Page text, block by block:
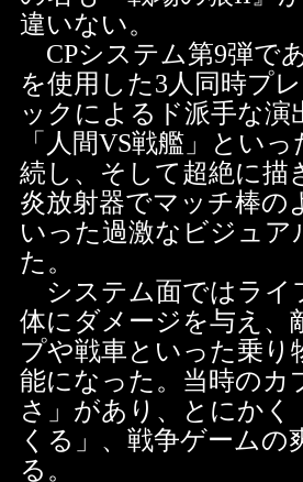
違いない。
CPシステム第9弾で
を使用した3人同時プ
ックによるド派手な演
「人間VS戦艦」とい
続し、そして超絶に
炎放射器でマッチ棒
いった過激なビジュ
た。
システム面ではライ
体にダメージを与え、
プや戦車といった乗
能になった。当時のカ
さ」があり、とにかく
くる」、戦争ゲーム
る。